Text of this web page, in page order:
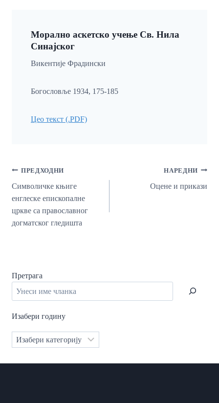
Морално аскетско учење Св. Нила
Синајског
Викентије Фрадински
Богословље 1934, 175-185
Цео текст (.PDF)
Кретање
ПРЕДХОДНИ
Символичке књиге
енглеске епископалне
цркве са православног
догматског гледишта
НАРЕДНИ
Оцене и прикази
Претрага
Изабери годину
Категорије